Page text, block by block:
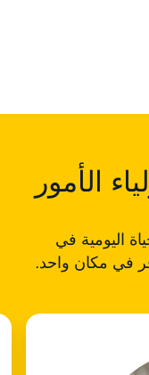
الأمور
اليومية في
في مكان واحد.